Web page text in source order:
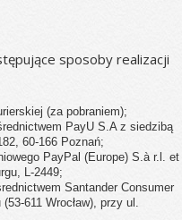
sposoby realizacji
(za pobraniem);
PayU S.A z siedzibą
60-166 Poznań;
PayPal (Europe) S.à r.l. et
L-2449;
Santander Consumer
611 Wrocław), przy ul.